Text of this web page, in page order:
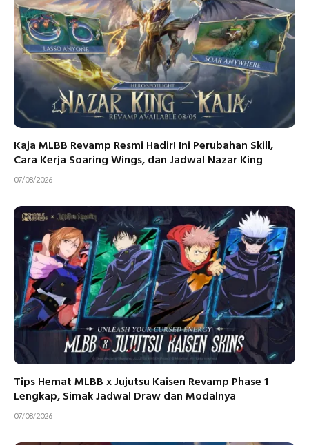
Kaja MLBB Revamp Resmi Hadir! Ini Perubahan Skill,
Cara Kerja Soaring Wings, dan Jadwal Nazar King
07/08/2026
Tips Hemat MLBB x Jujutsu Kaisen Revamp Phase 1
Lengkap, Simak Jadwal Draw dan Modalnya
07/08/2026